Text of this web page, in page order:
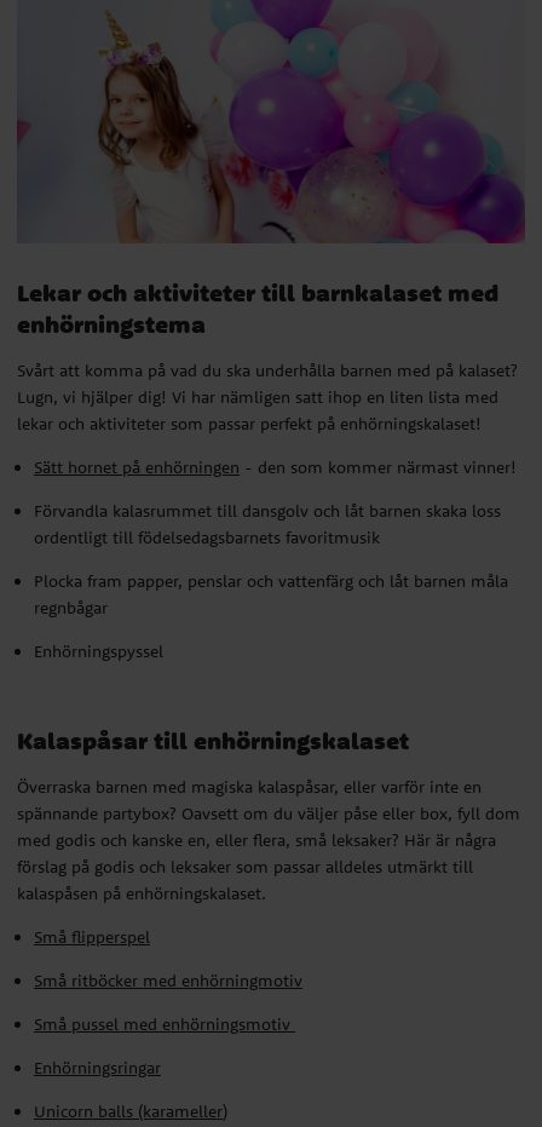
Lekar och aktiviteter till barnkalaset med
enhörningstema
Svårt att komma på vad du ska underhålla barnen med på kalaset?
Lugn, vi hjälper dig! Vi har nämligen satt ihop en liten lista med
lekar och aktiviteter som passar perfekt på enhörningskalaset!
Sätt hornet på enhörningen - den som kommer närmast vinner!
Förvandla kalasrummet till dansgolv och låt barnen skaka loss
ordentligt till födelsedagsbarnets favoritmusik
Plocka fram papper, penslar och vattenfärg och låt barnen måla
regnbågar
Enhörningspyssel
Kalaspåsar till enhörningskalaset
Överraska barnen med magiska kalaspåsar, eller varför inte en
spännande partybox? Oavsett om du väljer påse eller box, fyll dom
med godis och kanske en, eller flera, små leksaker? Här är några
förslag på godis och leksaker som passar alldeles utmärkt till
kalaspåsen på enhörningskalaset.
Små flipperspel
Små ritböcker med enhörningmotiv
Små pussel med enhörningsmotiv
Enhörningsringar
Unicorn balls (karameller)